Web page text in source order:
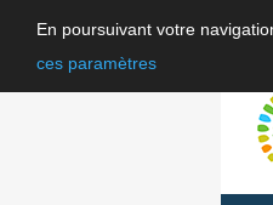
En poursuivant votre
ces paramètres